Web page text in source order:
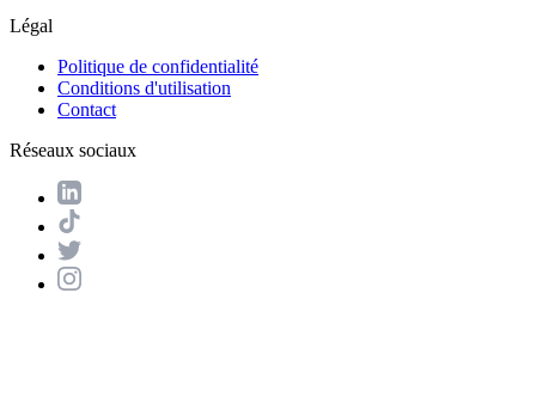
Légal
Politique de confidentialité
Conditions d'utilisation
Contact
Réseaux sociaux